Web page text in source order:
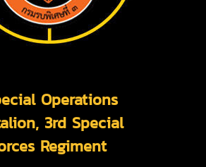
Operations
3rd Special
Regiment